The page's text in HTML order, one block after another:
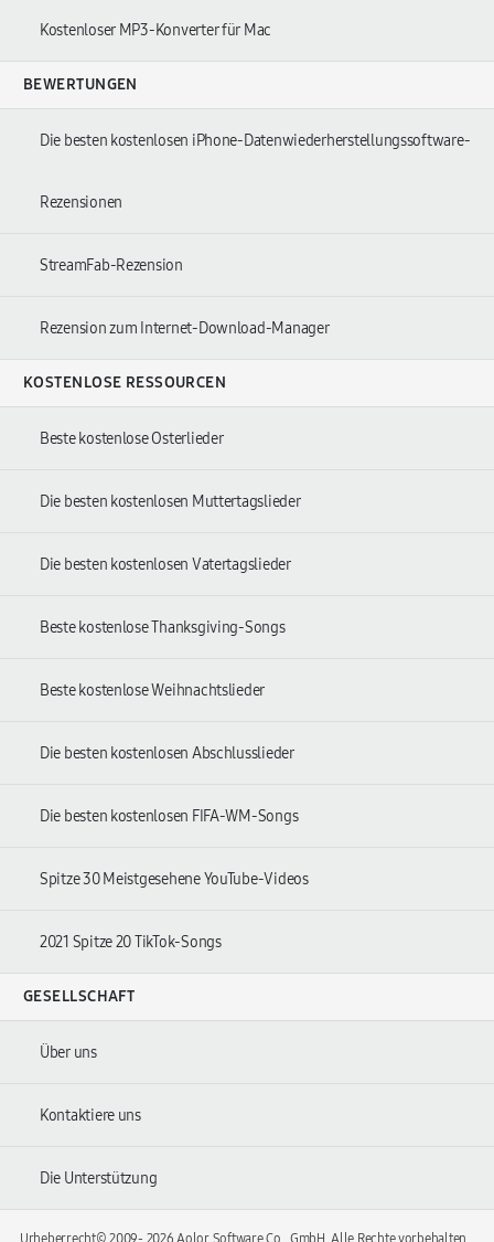
Kostenloser MP3-Konverter für Mac
BEWERTUNGEN
Die besten kostenlosen iPhone-Datenwiederherstellungssoftware-
Rezensionen
StreamFab-Rezension
Rezension zum Internet-Download-Manager
KOSTENLOSE RESSOURCEN
Beste kostenlose Osterlieder
Die besten kostenlosen Muttertagslieder
Die besten kostenlosen Vatertagslieder
Beste kostenlose Thanksgiving-Songs
Beste kostenlose Weihnachtslieder
Die besten kostenlosen Abschlusslieder
Die besten kostenlosen FIFA-WM-Songs
Spitze 30 Meistgesehene YouTube-Videos
2021 Spitze 20 TikTok-Songs
GESELLSCHAFT
Über uns
Kontaktiere uns
Die Unterstützung
Urheberrecht© 2009- 2026 Aolor Software Co., GmbH. Alle Rechte vorbehalten.